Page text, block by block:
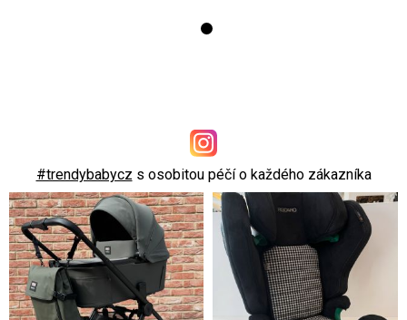
#trendybabycz s osobitou péčí o každého zákazníka